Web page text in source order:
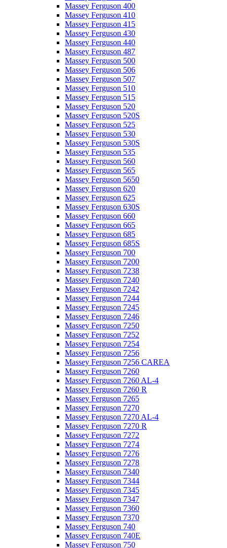
Massey Ferguson 400
Massey Ferguson 410
Massey Ferguson 415
Massey Ferguson 430
Massey Ferguson 440
Massey Ferguson 487
Massey Ferguson 500
Massey Ferguson 506
Massey Ferguson 507
Massey Ferguson 510
Massey Ferguson 515
Massey Ferguson 520
Massey Ferguson 520S
Massey Ferguson 525
Massey Ferguson 530
Massey Ferguson 530S
Massey Ferguson 535
Massey Ferguson 560
Massey Ferguson 565
Massey Ferguson 5650
Massey Ferguson 620
Massey Ferguson 625
Massey Ferguson 630S
Massey Ferguson 660
Massey Ferguson 665
Massey Ferguson 685
Massey Ferguson 685S
Massey Ferguson 700
Massey Ferguson 7200
Massey Ferguson 7238
Massey Ferguson 7240
Massey Ferguson 7242
Massey Ferguson 7244
Massey Ferguson 7245
Massey Ferguson 7246
Massey Ferguson 7250
Massey Ferguson 7252
Massey Ferguson 7254
Massey Ferguson 7256
Massey Ferguson 7256 CAREA
Massey Ferguson 7260
Massey Ferguson 7260 AL-4
Massey Ferguson 7260 R
Massey Ferguson 7265
Massey Ferguson 7270
Massey Ferguson 7270 AL-4
Massey Ferguson 7270 R
Massey Ferguson 7272
Massey Ferguson 7274
Massey Ferguson 7276
Massey Ferguson 7278
Massey Ferguson 7340
Massey Ferguson 7344
Massey Ferguson 7345
Massey Ferguson 7347
Massey Ferguson 7360
Massey Ferguson 7370
Massey Ferguson 740
Massey Ferguson 740E
Massey Ferguson 750